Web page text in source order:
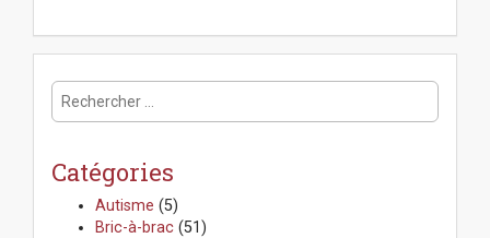
R
e
Catégories
Autisme (5)
Bric-à-brac (51)